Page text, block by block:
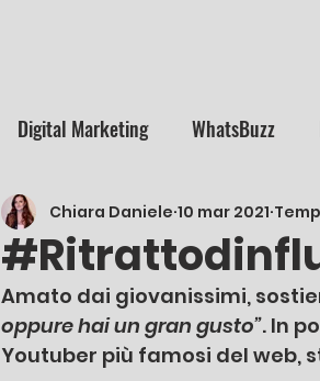
Digital Marketing WhatsBuzz
Chiara Daniele 10 mar 2021
Amato dai giovanissimi,
oppure hai un gran gusto”. In
Youtuber più famosi del web,